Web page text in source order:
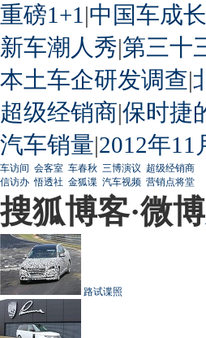
重磅1+1 |中国车成
新车潮人秀|第三十
本土车企研发调查|
超级经销商|保时捷
汽车销量|2012年11
车访间 会客室 车春秋 三博演议 超级经销商
信访办 悟透社 金狐谍 汽车视频 营销点将堂
搜狐博客·微博
路试谍照